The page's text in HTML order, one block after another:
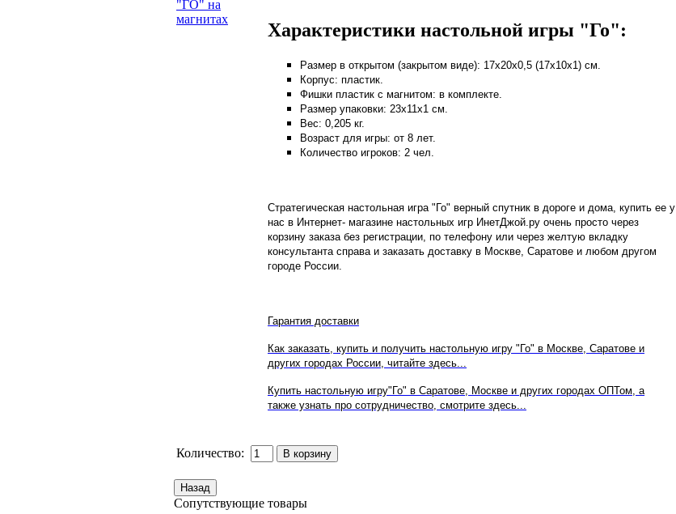
Характеристики настольной игры "Го":
Размер в открытом (закрытом виде): 17х20х0,5 (17х10х1) см.
Корпус: пластик.
Фишки пластик с магнитом: в комплекте.
Размер упаковки: 23х11х1 см.
Вес: 0,205 кг.
Возраст для игры: от 8 лет.
Количество игроков: 2 чел.
Стратегическая настольная игра "Го" верный спутник в дороге и дома, купить ее у
нас в Интернет- магазине настольных игр ИнетДжой.ру очень просто через
корзину заказа без регистрации, по телефону или через желтую вкладку
консультанта справа и заказать доставку в Москве, Саратове и любом другом
городе России.
Гарантия доставки
Как заказать, купить и получить настольную игру "Го" в Москве, Саратове и
других городах России, читайте здесь...
Купить настольную игру"Го" в Саратове, Москве и других городах ОПТом, а
также узнать про сотрудничество, смотрите здесь...
Количество:
Сопутствующие товары